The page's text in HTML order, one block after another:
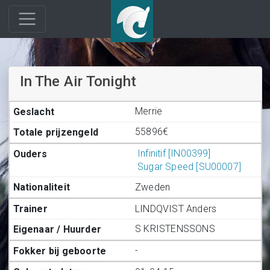
In The Air Tonight
Merrie
55896€
Infinitif [IN00399]
Sugar Speed [SU00007]
Zweden
LINDQVIST Anders
S KRISTENSSONS
-